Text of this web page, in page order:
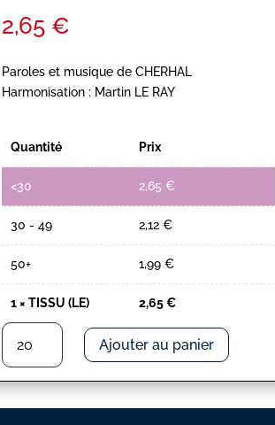
2,65 €
Paroles et musique de CHERHAL
Harmonisation : Martin LE RAY
Quantité Prix
<30 2,65 €
30 - 49 2,12 €
50+ 1,99 €
1 ×TISSU (LE) 2,65€
quantité
TISSU
(LE)
Ajouter au panier